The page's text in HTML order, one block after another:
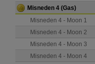
Misneden 4 (Gas)
Misneden 4 - Moon 1
Misneden 4 - Moon 2
Misneden 4 - Moon 3
Misneden 4 - Moon 4